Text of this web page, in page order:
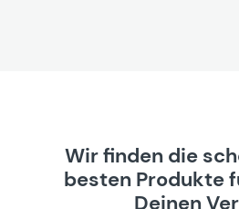
Wir finden die
besten Produkte
Deinen